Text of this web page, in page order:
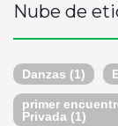
Nube de
Danzas (1)
primer
Privada (1)